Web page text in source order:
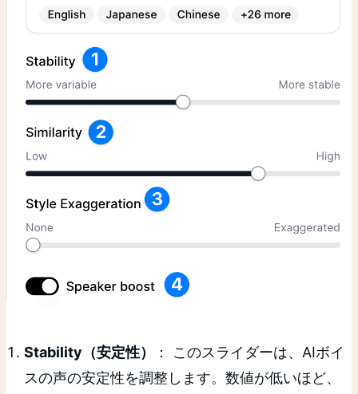
Stability（安定性）
： このスライダーは、AIボイ
スの声の安定性を調整します。数値が低いほど、